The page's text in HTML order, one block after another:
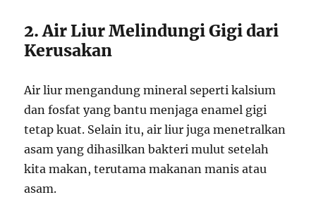
2. Air Liur Melindungi Gigi dari
Kerusakan
Air liur mengandung mineral seperti kalsium
dan fosfat yang bantu menjaga enamel gigi
tetap kuat. Selain itu, air liur juga menetralkan
asam yang dihasilkan bakteri mulut setelah
kita makan, terutama makanan manis atau
asam.